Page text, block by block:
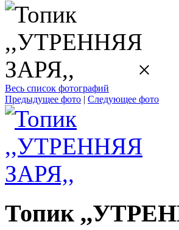
×
Весь список фотографий
Предыдущее фото | Следующее фото
Топик